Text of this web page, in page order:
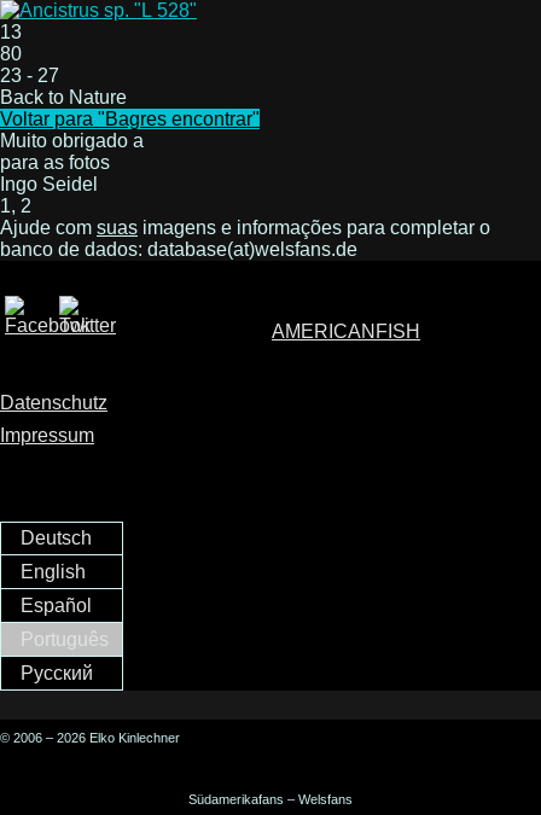
13
80
23 - 27
Back to Nature
Voltar para "Bagres encontrar"
Muito obrigado a
para as fotos
Ingo Seidel
1, 2
Ajude com suas imagens e informações para completar o
banco de dados: database(at)welsfans.de
AMERICANFISH
Datenschutz
Impressum
Deutsch
English
Español
Português
Русский
© 2006 – 2026 Elko Kinlechner
Südamerikafans – Welsfans